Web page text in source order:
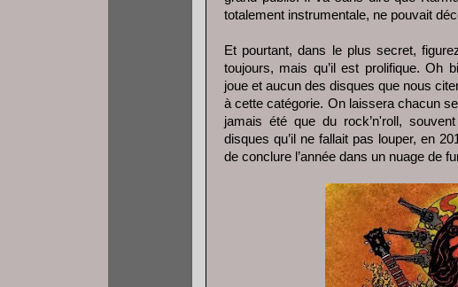
totalement instrumentale, ne pouvait
Et pourtant, dans le plus secret,
toujours, mais qu’il est prolifique. Oh
joue et aucun des disques que nous
à cette catégorie. On laissera chacun
jamais été que du rock’n'roll,
disques qu’il ne fallait pas louper, en
de conclure l’année dans un nuage de